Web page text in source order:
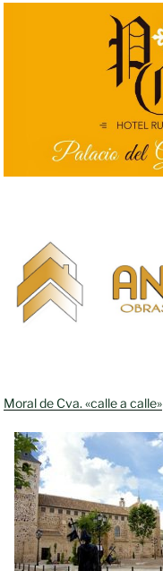
Moral de Cva. «calle a calle»